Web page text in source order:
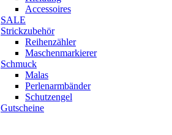
Accessoires
SALE
Strickzubehör
Reihenzähler
Maschenmarkierer
Schmuck
Malas
Perlenarmbänder
Schutzengel
Gutscheine